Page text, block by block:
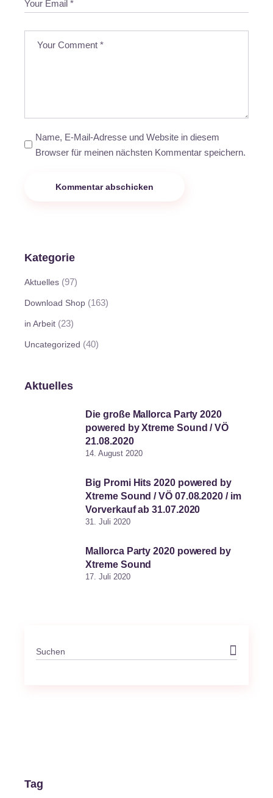
Name, E-Mail-Adresse und Website in diesem
Browser für meinen nächsten Kommentar speichern.
Kommentar abschicken
Kategorie
Aktuelles (97)
Download Shop (163)
in Arbeit (23)
Uncategorized (40)
Aktuelles
Die große Mallorca Party 2020
powered by Xtreme Sound / VÖ
21.08.2020
14. August 2020
Big Promi Hits 2020 powered by
Xtreme Sound / VÖ 07.08.2020 / im
Vorverkauf ab 31.07.2020
31. Juli 2020
Mallorca Party 2020 powered by
Xtreme Sound
17. Juli 2020
Search
for:
Tag